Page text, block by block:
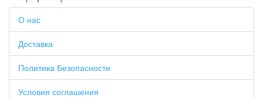
О нас
Доставка
Политика Безопасности
Условия соглашения